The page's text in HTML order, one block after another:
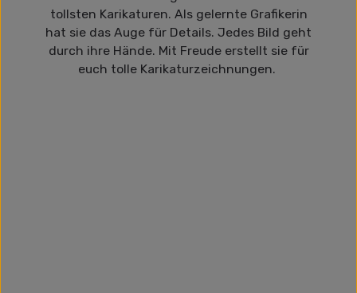
tollsten Karikaturen. Als gelernte Grafikerin
hat sie das Auge für Details. Jedes Bild geht
durch ihre Hände. Mit Freude erstellt sie für
euch tolle Karikaturzeichnungen.